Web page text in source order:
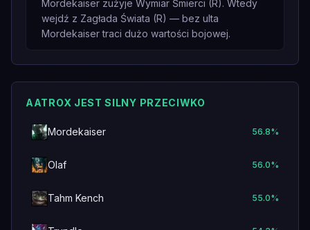
Mordekaiser zużyje Wymiar Śmierci (R). Wtedy
wejdź z Zagłada Świata (R) — bez ulta
Mordekaiser traci dużo wartości bojowej.
AATROX JEST SILNY PRZECIWKO
Mordekaiser 56.8%
Olaf 56.0%
Tahm Kench 55.0%